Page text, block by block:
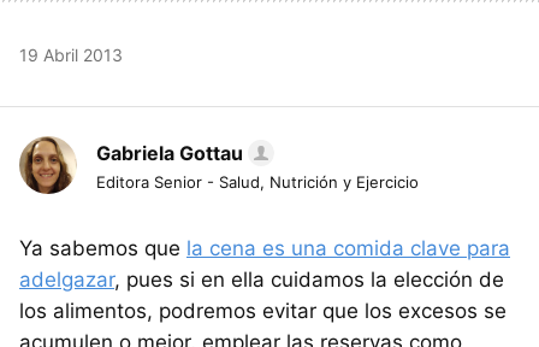
19 Abril 2013
Gabriela Gottau
Editora Senior - Salud, Nutrición y Ejercicio
Ya sabemos que la cena es una comida clave para
adelgazar, pues si en ella cuidamos la elección de
los alimentos, podremos evitar que los excesos se
acumulen o mejor, emplear las reservas como